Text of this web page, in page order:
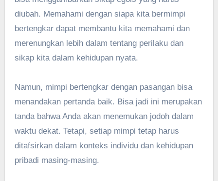
diubah. Memahami dengan siapa kita bermimpi
bertengkar dapat membantu kita memahami dan
merenungkan lebih dalam tentang perilaku dan
sikap kita dalam kehidupan nyata.
Namun, mimpi bertengkar dengan pasangan bisa
menandakan pertanda baik. Bisa jadi ini merupakan
tanda bahwa Anda akan menemukan jodoh dalam
waktu dekat. Tetapi, setiap mimpi tetap harus
ditafsirkan dalam konteks individu dan kehidupan
pribadi masing-masing.